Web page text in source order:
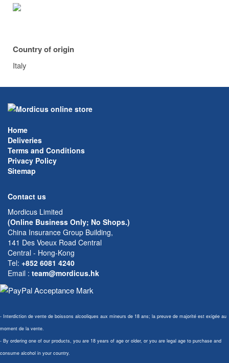
Country of origin
Italy
Home
Deliveries
Terms and Conditions
Privacy Policy
Sitemap
Contact us
Mordicus Limited
(Online Business Only; No Shops.)
China Insurance Group Building,
141 Des Voeux Road Central
Central - Hong-Kong
Tel: +852 6081 4240
Email : team@mordicus.hk
- Interdiction de vente de boissons alcooliques aux mineurs de 18 ans; la preuve de majorité est exigée au
moment de la vente.
- By ordering one of our products, you are 18 years of age or older, or you are legal age to purchase and
consume alcohol in your country.